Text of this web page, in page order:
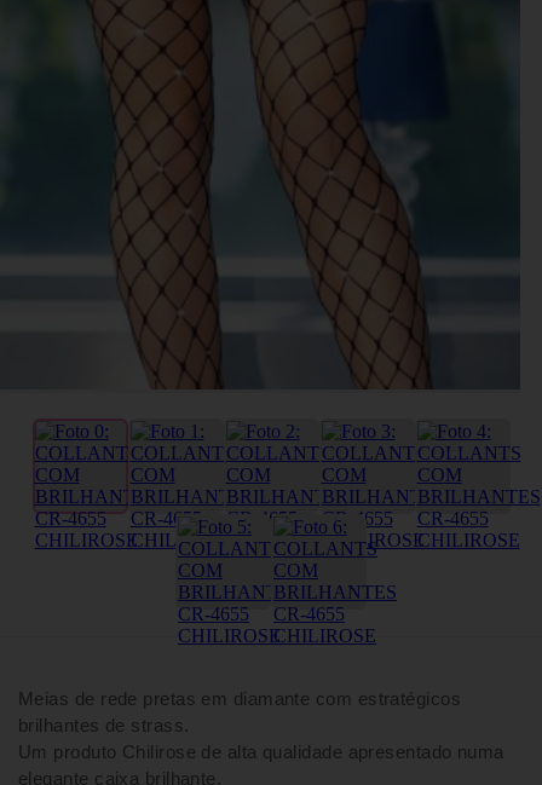
Meias de rede pretas em diamante com estratégicos
brilhantes de strass.
Um produto Chilirose de alta qualidade apresentado numa
elegante caixa brilhante.